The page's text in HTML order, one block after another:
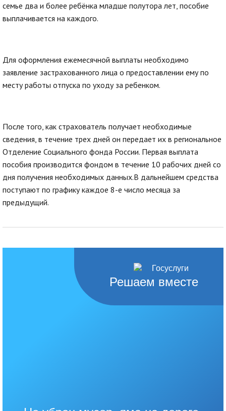
семье два и более ребёнка младше полутора лет, пособие
выплачивается на каждого.
Для оформления ежемесячной выплаты необходимо
заявление застрахованного лица о предоставлении ему по
месту работы отпуска по уходу за ребенком.
После того, как страхователь получает необходимые
сведения, в течение трех дней он передает их в региональное
Отделение Социального фонда России. Первая выплата
пособия производится фондом в течение 10 рабочих дней со
дня получения необходимых данных.В дальнейшем средства
поступают по графику каждое 8-е число месяца за
предыдущий.
Решаем вместе